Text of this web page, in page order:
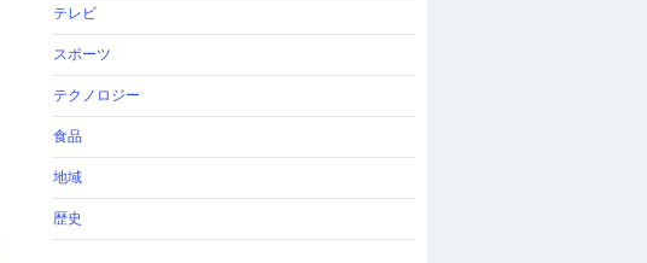
テレビ
スポーツ
テクノロジー
食品
地域
歴史